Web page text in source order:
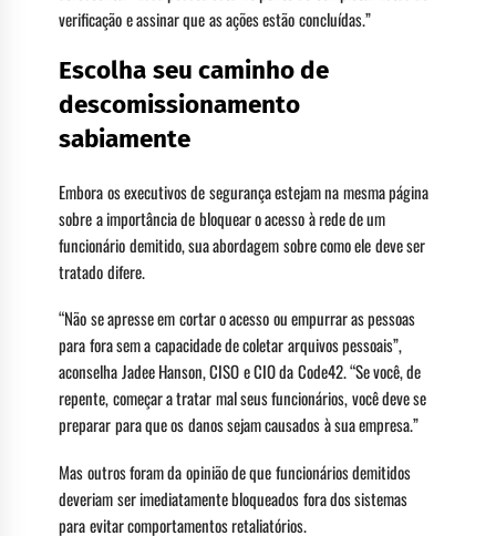
verificação e assinar que as ações estão concluídas.”
Escolha seu caminho de
descomissionamento
sabiamente
Embora os executivos de segurança estejam na mesma página
sobre a importância de bloquear o acesso à rede de um
funcionário demitido, sua abordagem sobre como ele deve ser
tratado difere.
“Não se apresse em cortar o acesso ou empurrar as pessoas
para fora sem a capacidade de coletar arquivos pessoais”,
aconselha Jadee Hanson, CISO e CIO da Code42. “Se você, de
repente, começar a tratar mal seus funcionários, você deve se
preparar para que os danos sejam causados à sua empresa.”
Mas outros foram da opinião de que funcionários demitidos
deveriam ser imediatamente bloqueados fora dos sistemas
para evitar comportamentos retaliatórios.